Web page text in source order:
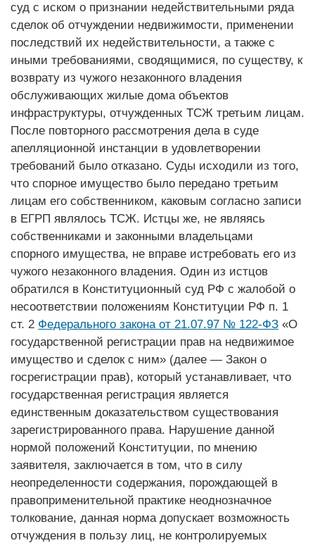
суд с иском о признании недействительными ряда
сделок об отчуждении недвижимости, применении
последствий их недействительности, а также с
иными требованиями, сводящимися, по существу, к
возврату из чужого незаконного владения
обслуживающих жилые дома объектов
инфраструктуры, отчужденных ТСЖ третьим лицам.
После повторного рассмотрения дела в суде
апелляционной инстанции в удовлетворении
требований было отказано. Суды исходили из того,
что спорное имущество было передано третьим
лицам его собственником, каковым согласно записи
в ЕГРП являлось ТСЖ. Истцы же, не являясь
собственниками и законными владельцами
спорного имущества, не вправе истребовать его из
чужого незаконного владения. Один из истцов
обратился в Конституционный суд РФ с жалобой о
несоответствии положениям Конституции РФ п. 1
ст. 2 Федерального закона от 21.07.97 № 122‑ФЗ «О
государственной регистрации прав на недвижимое
имущество и сделок с ним» (далее — Закон о
госрегистрации прав), который устанавливает, что
государственная регистрация является
единственным доказательством существования
зарегистрированного права. Нарушение данной
нормой положений Конституции, по мнению
заявителя, заключается в том, что в силу
неопределенности содержания, порождающей в
правоприменительной практике неоднозначное
толкование, данная норма допускает возможность
отчуждения в пользу лиц, не контролируемых